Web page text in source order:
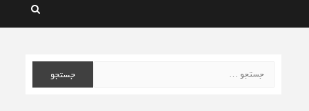
برای: